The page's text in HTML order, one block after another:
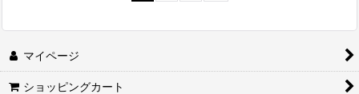
マイページ
ショッピングカート